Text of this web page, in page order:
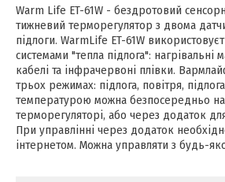
Warm Life ET-61W - бездротовий
тижневий терморегулятор з двома
підлоги. WarmLife ET-61W
системами "тепла підлога": нагрівальні
кабелі та інфрачервоні плівки.
трьох режимах: підлога, повітря,
температурою можна безпосередньо
терморегуляторі, або через додаток
При управлінні через додаток
інтернетом. Можна управляти з будь-